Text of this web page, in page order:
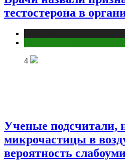
тестостерона в
4
Ученые подсчитали,
микрочастицы в
вероятность